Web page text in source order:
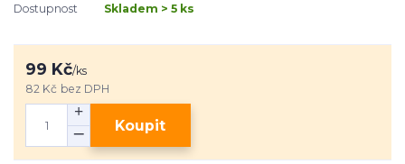
Dostupnost Skladem > 5 ks
99 Kč/ks
82 Kč bez DPH
Koupit